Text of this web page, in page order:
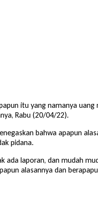
itu yang namanya
Rabu (20/04/22).
bahwa apapun
pidana.
ada laporan, dan mudah
alasannya dan